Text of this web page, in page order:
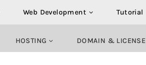
Web Development Tutorial
HOSTING DOMAIN & LICENSE